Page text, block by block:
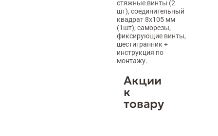
стяжные винты (2
шт), соединительный
квадрат 8x105 мм
(1шт), саморезы,
фиксирующие винты,
шестигранник +
инструкция по
монтажу.
Акции
к
товару